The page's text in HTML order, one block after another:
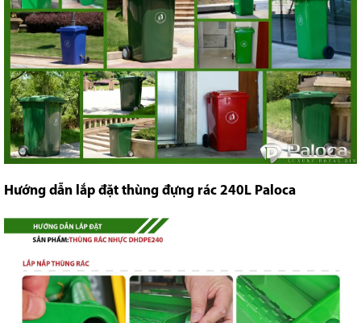
Hướng dẫn lắp đặt thùng đựng rác 240L Paloca